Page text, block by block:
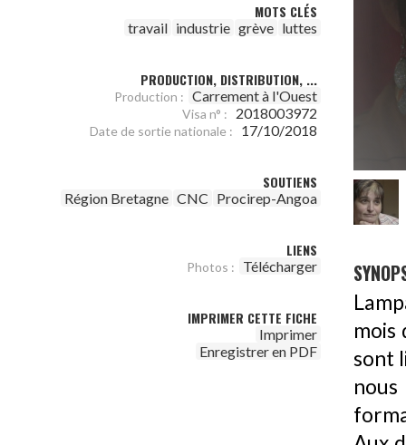
MOTS CLÉS
travail industrie grève luttes
PRODUCTION, DISTRIBUTION, ...
Production : Carrement à l'Ouest
Visa n° : 2018003972
Date de sortie nationale : 17/10/2018
SOUTIENS
Région Bretagne CNC Procirep-Angoa
LIENS
Photos : Télécharger
IMPRIMER CETTE FICHE
Imprimer
Enregistrer en PDF
mois
sont